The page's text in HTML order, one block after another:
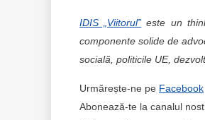
IDIS „Viitorul” este un
componente solide de
socială, politicile UE,
Urmărește-ne pe Facebook
Abonează-te la canalul